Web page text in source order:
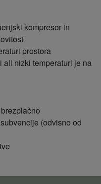
kompresor in
prostora
ali nizki temperaturi je na
(odvisno od